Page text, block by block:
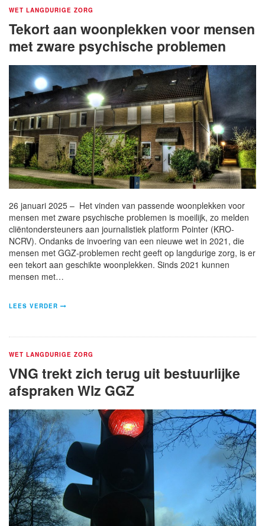
WET LANGDURIGE ZORG
Tekort aan woonplekken voor mensen
met zware psychische problemen
26 januari 2025 – Het vinden van passende woonplekken voor
mensen met zware psychische problemen is moeilijk, zo melden
cliëntondersteuners aan journalistiek platform Pointer (KRO-
NCRV). Ondanks de invoering van een nieuwe wet in 2021, die
mensen met GGZ-problemen recht geeft op langdurige zorg, is er
een tekort aan geschikte woonplekken. Sinds 2021 kunnen
mensen met…
LEES VERDER
WET LANGDURIGE ZORG
VNG trekt zich terug uit bestuurlijke
afspraken Wlz GGZ